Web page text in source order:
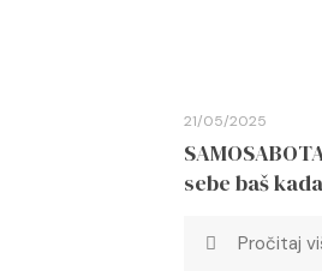
21/05/2025
sebe baš
Pročitaj